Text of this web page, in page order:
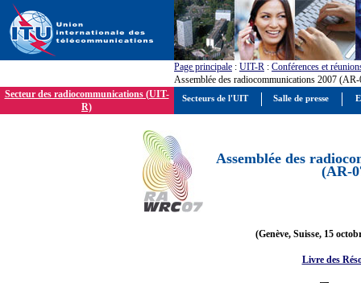
Page principale : UIT-R : Conférences et
Assemblée des radiocommunications 2007
Secteur des radiocommunications (UIT-
R)
Assemblée des
(AR-
(Genève, Suisse, 15
Livre des
Secteurs de l'UIT Salle de presse